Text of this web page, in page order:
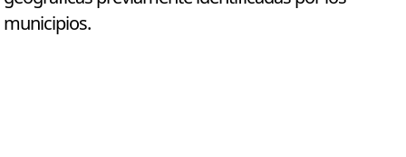
municipios.